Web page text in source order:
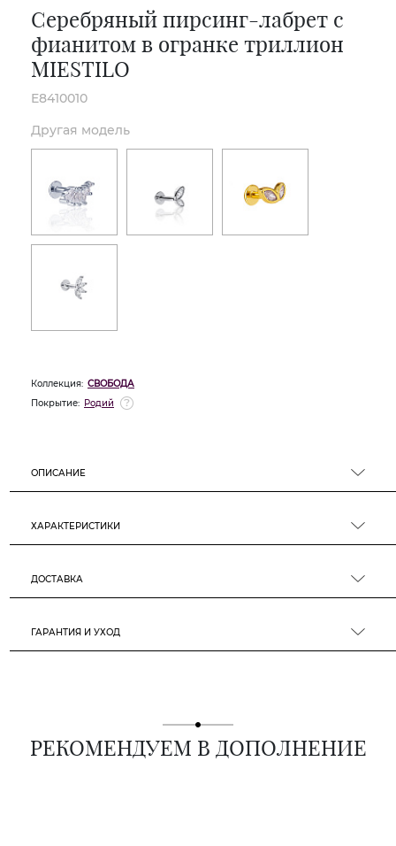
Серебряный пирсинг-лабрет с
фианитом в огранке триллион
MIESTILO
E8410010
Другая модель
Коллекция: СВОБОДА
Покрытие: Родий
ОПИСАНИЕ
ХАРАКТЕРИСТИКИ
ДОСТАВКА
ГАРАНТИЯ И УХОД
РЕКОМЕНДУЕМ В ДОПОЛНЕНИЕ